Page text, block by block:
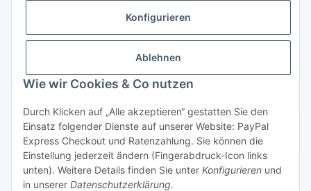
Konfigurieren
Ablehnen
Wie wir Cookies & Co nutzen
Durch Klicken auf „Alle akzeptieren“ gestatten Sie den
Einsatz folgender Dienste auf unserer Website: PayPal
Express Checkout und Ratenzahlung. Sie können die
Einstellung jederzeit ändern (Fingerabdruck-Icon links
unten). Weitere Details finden Sie unter Konfigurieren und
in unserer Datenschutzerklärung.
Informationen
Gesetzliche Informationen
Vertrag widerrufen